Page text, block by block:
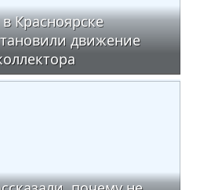
Красноярске
движение